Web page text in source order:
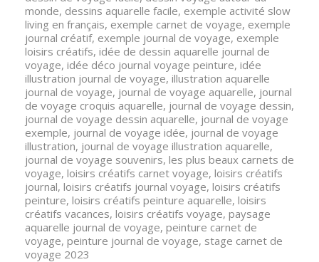
monde, dessins aquarelle facile, exemple activité slow
living en français, exemple carnet de voyage, exemple
journal créatif, exemple journal de voyage, exemple
loisirs créatifs, idée de dessin aquarelle journal de
voyage, idée déco journal voyage peinture, idée
illustration journal de voyage, illustration aquarelle
journal de voyage, journal de voyage aquarelle, journal
de voyage croquis aquarelle, journal de voyage dessin,
journal de voyage dessin aquarelle, journal de voyage
exemple, journal de voyage idée, journal de voyage
illustration, journal de voyage illustration aquarelle,
journal de voyage souvenirs, les plus beaux carnets de
voyage, loisirs créatifs carnet voyage, loisirs créatifs
journal, loisirs créatifs journal voyage, loisirs créatifs
peinture, loisirs créatifs peinture aquarelle, loisirs
créatifs vacances, loisirs créatifs voyage, paysage
aquarelle journal de voyage, peinture carnet de
voyage, peinture journal de voyage, stage carnet de
voyage 2023